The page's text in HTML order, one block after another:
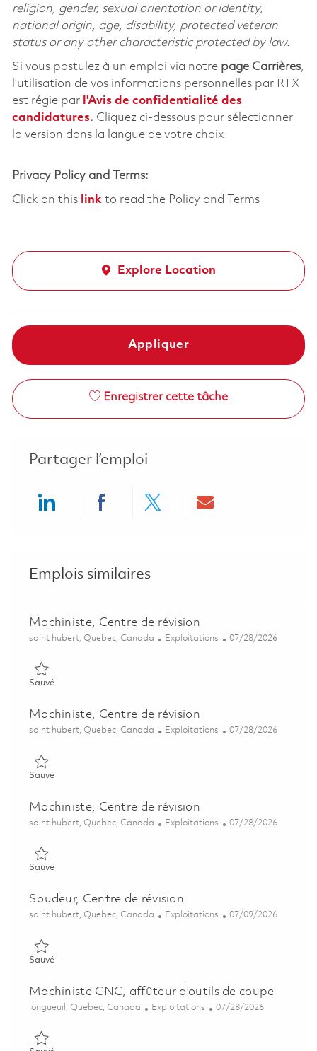
religion, gender, sexual orientation or identity,
national origin, age, disability, protected veteran
status or any other characteristic protected by law.
Si vous postulez à un emploi via notre page Carrières,
l'utilisation de vos informations personnelles par RTX
est régie par l'Avis de confidentialité des
candidatures. Cliquez ci-dessous pour sélectionner
la version dans la langue de votre choix.
Privacy Policy and Terms:
Click on this linkto read the Policy and Terms
Explore Location
Appliquer
Enregistrer cette tâche
Partager l’emploi
Emplois similaires
Machiniste, Centre de révision
Emplacement
saint hubert, Quebec, Canada Catégorie
Exploitations Posted Date
07/28/2026
SauvéSauvé Machiniste, Centre de révision 01842770
Machiniste, Centre de révision
Emplacement
saint hubert, Quebec, Canada Catégorie
Exploitations Posted Date
07/28/2026
SauvéSauvé Machiniste, Centre de révision 01842180
Machiniste, Centre de révision
Emplacement
saint hubert, Quebec, Canada Catégorie
Exploitations Posted Date
07/28/2026
SauvéSauvé Machiniste, Centre de révision 01854455
Soudeur, Centre de révision
Emplacement
saint hubert, Quebec, Canada Catégorie
Exploitations Posted Date
07/09/2026
SauvéSauvé Soudeur, Centre de révision 01850026
Machiniste CNC, affûteur d'outils de coupe
Emplacement
longueuil, Quebec, Canada Catégorie
Exploitations Posted Date
07/28/2026